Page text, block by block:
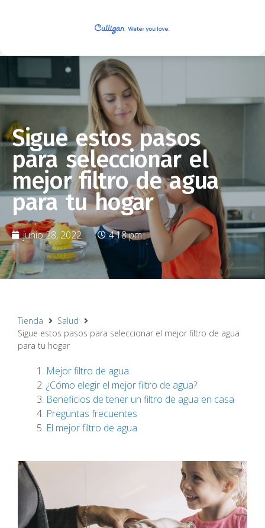
Sigue estos pasos
para seleccionar el
mejor filtro de agua
para tu hogar
junio 28, 2022 4:18 pm
Tienda
Salud
Sigue estos pasos para seleccionar el mejor filtro de agua
para tu hogar
Mejor filtro de agua
¿Cómo elegir el mejor filtro de agua?
Beneficios de tener un filtro de agua en casa
Preguntas frecuentes
El mejor filtro de agua